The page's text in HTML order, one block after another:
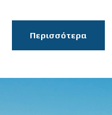
Περισσότερα